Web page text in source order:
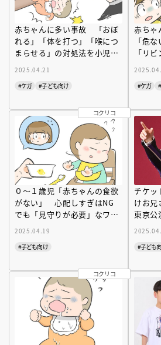
赤ちゃんに多い事故 「おぼ
れる」「体を打つ」「喉につ
まらせる」の対処法を小児科
2025.04.21
#ケガ
#子ども向け
赤ちゃ
「危
「リ
#ケガ
コクリコ
０～１歳児「赤ちゃんの食欲
がない」 心配しすぎはNG
でも「見守りが必要」なワケ
2025.04.19
#子ども向け
チケ
けお兄
東京公
#子ども
コクリコ